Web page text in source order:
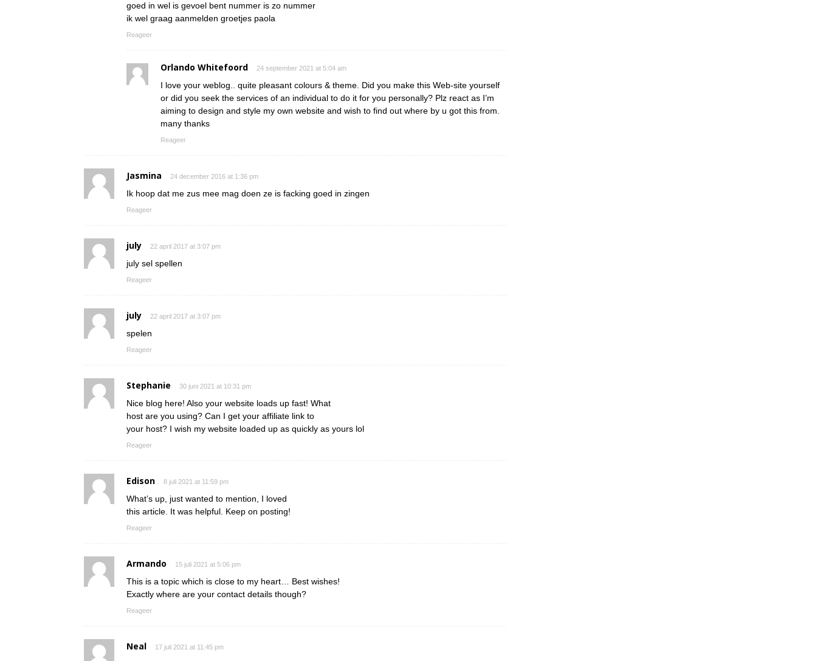
goed in wel is gevoel bent nummer is zo nummer
ik wel graag aanmelden groetjes paola
Reageer
Orlando Whitefoord 24 september 2021 at 5:04 am
I love your weblog.. quite pleasant colours & theme. Did you make this Web-site yourself
or did you seek the services of an individual to do it for you personally? Plz react as I’m
aiming to design and style my own website and wish to find out where by u got this from.
many thanks
Reageer
Jasmina 24 december 2016 at 1:36 pm
Ik hoop dat me zus mee mag doen ze is facking goed in zingen
Reageer
july 22 april 2017 at 3:07 pm
july sel spellen
Reageer
july 22 april 2017 at 3:07 pm
spelen
Reageer
Stephanie 30 juni 2021 at 10:31 pm
Nice blog here! Also your website loads up fast! What
host are you using? Can I get your affiliate link to
your host? I wish my website loaded up as quickly as yours lol
Reageer
Edison 8 juli 2021 at 11:59 pm
What’s up, just wanted to mention, I loved
this article. It was helpful. Keep on posting!
Reageer
Armando 15 juli 2021 at 5:06 pm
This is a topic which is close to my heart… Best wishes!
Exactly where are your contact details though?
Reageer
Neal 17 juli 2021 at 11:45 pm